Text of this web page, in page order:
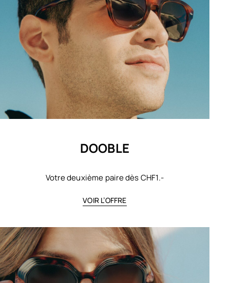
DOOBLE
Votre deuxième paire dès CHF1.-
VOIR L’OFFRE